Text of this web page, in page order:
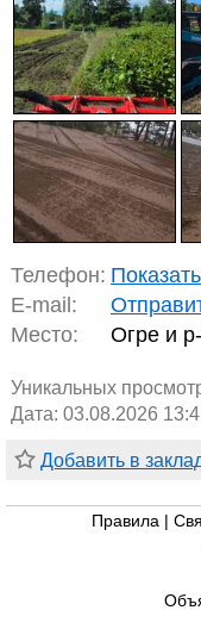
Телефон:
E-mail:
Место:
Огре и
Уникальных
Дата: 03.08.2026
Добавить в
Правила